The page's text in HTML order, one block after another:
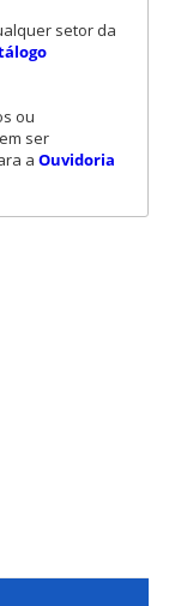
setor da
ou
ser
a Ouvidoria